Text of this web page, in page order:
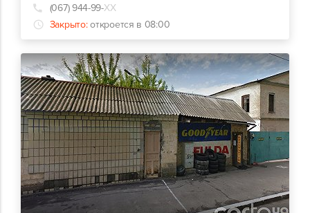
(067) 944-99-ХХ
Закрыто: откроется в 08:00